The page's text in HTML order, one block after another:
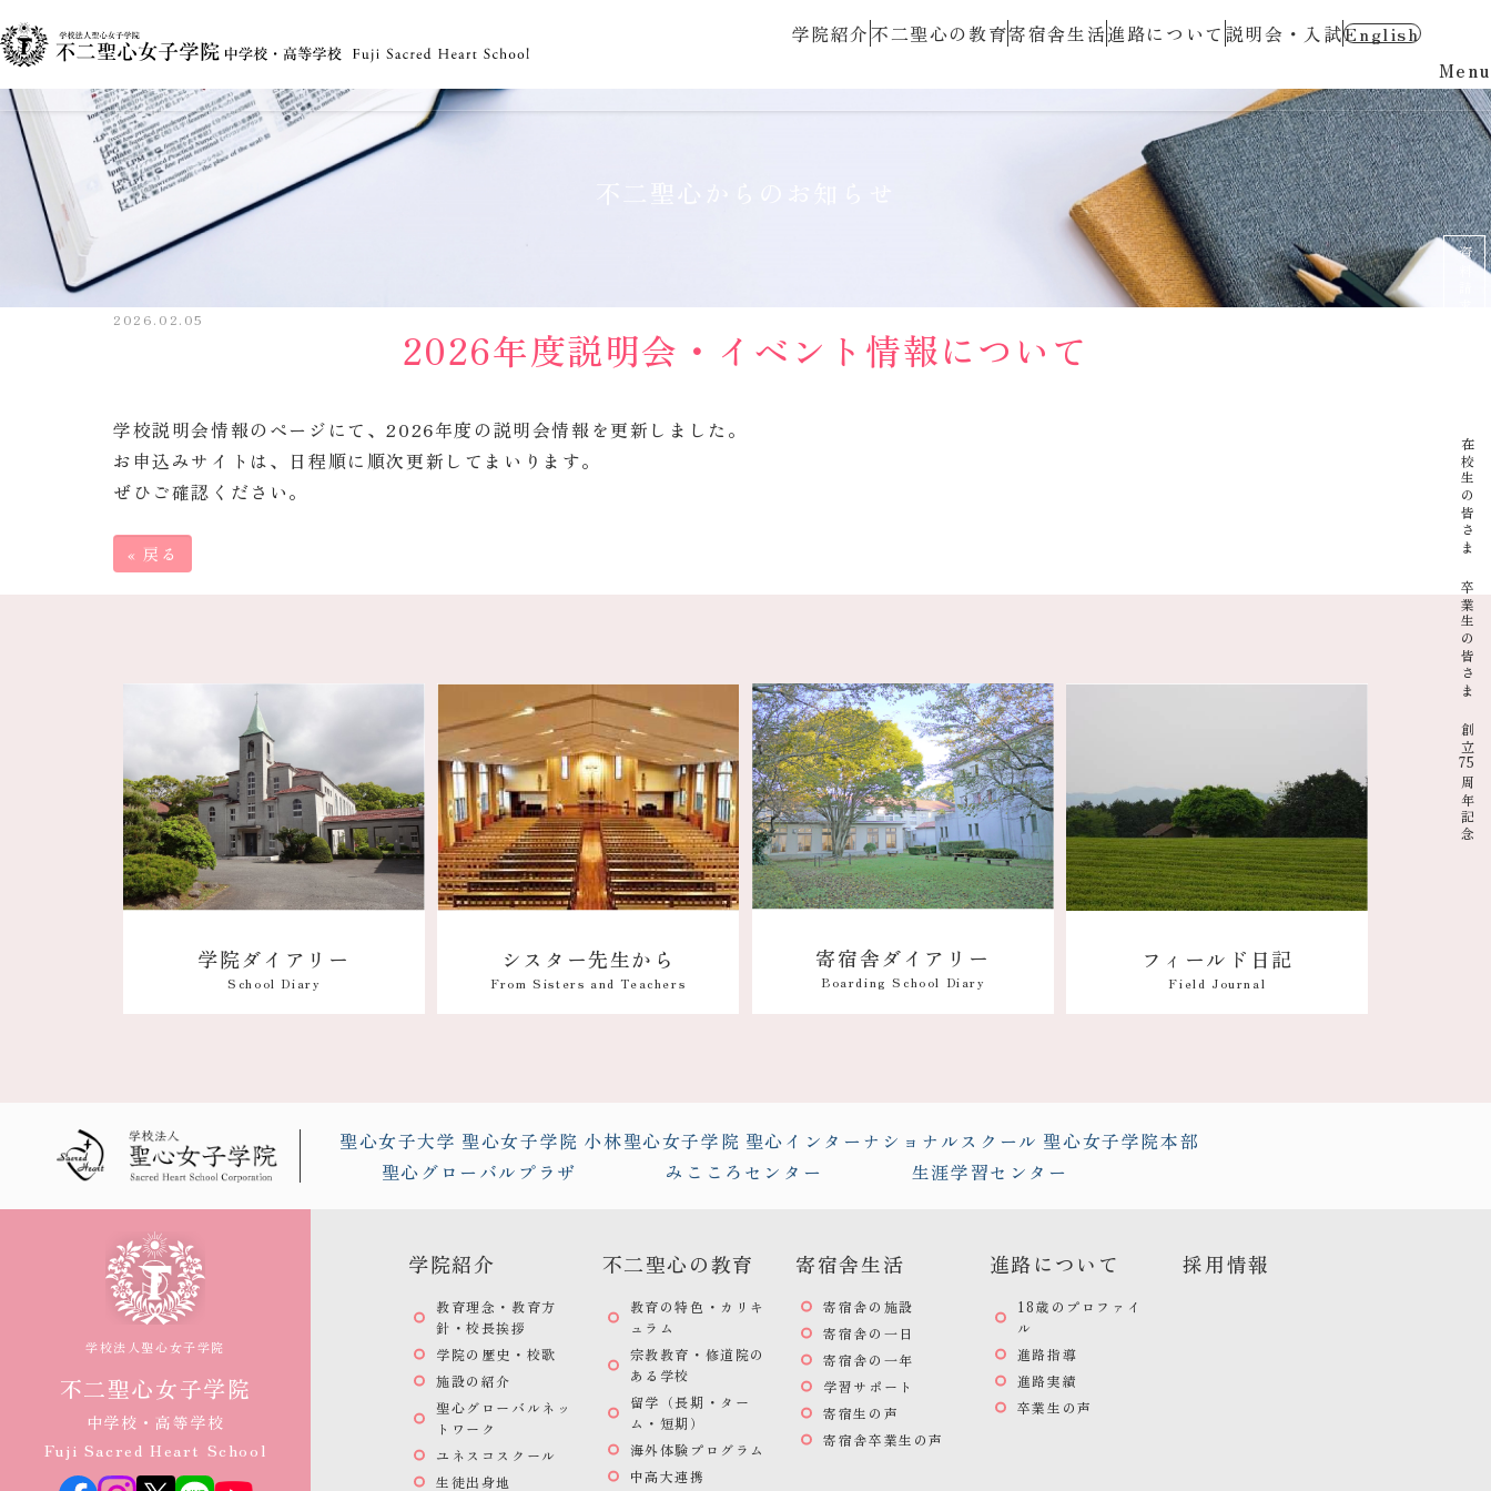
学院紹介不二聖心の教育寄宿舎生活進路について 説明会・入試English
Menu
2026.02.05
2026年度説明会・イベント情報について
学校説明会情報のページにて、2026年度の説明会情報を更新しました。
お申込みサイトは、日程順に順次更新してまいります。
ぜひご確認ください。
« 戻る
学院ダイアリー
School Diary
シスター先生から
From Sisters and Teachers
寄宿舎ダイアリー
Boarding School Diary
フィールド日記
Field Journal
聖心女子大学 聖心女子学院 小林聖心女子学院 聖心インターナショナルスクール 聖心女子学院本部
聖心グローバルプラザ
みこころセンター 生涯学習センター
資料請求
在校生の皆さま
卒業生の皆さま
創立
75
周年記念
学校法人聖心女子学院
不二聖心女子学院
中学校・高等学校
Fuji Sacred Heart School
学院紹介
教育理念・教育方
針・校長挨拶
学院の歴史・校歌
施設の紹介
聖心グローバルネッ
トワーク
ユネスコスクール
生徒出身地
不二聖心の教育
教育の特色・カリキ
ュラム
宗教教育・修道院の
ある学校
留学（長期・ター
ム・短期）
海外体験プログラム
中高大連携
寄宿舎生活
寄宿舎の施設
寄宿舎の一日
寄宿舎の一年
学習サポート
寄宿生の声
寄宿舎卒業生の声
進路について
18歳のプロファイ
ル
進路指導
進路実績
卒業生の声
採用情報